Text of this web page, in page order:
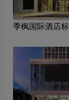
季枫国际酒店